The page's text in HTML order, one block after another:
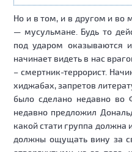
Но и в том, и в другом и во
— мусульмане. Будь то
под ударом оказываются
начинает видеть в нас
– смертник-террорист.
хиджабах, запретов
было сделано недавно во
недавно предложил
какой стати группа должна
должны ощущать вину за